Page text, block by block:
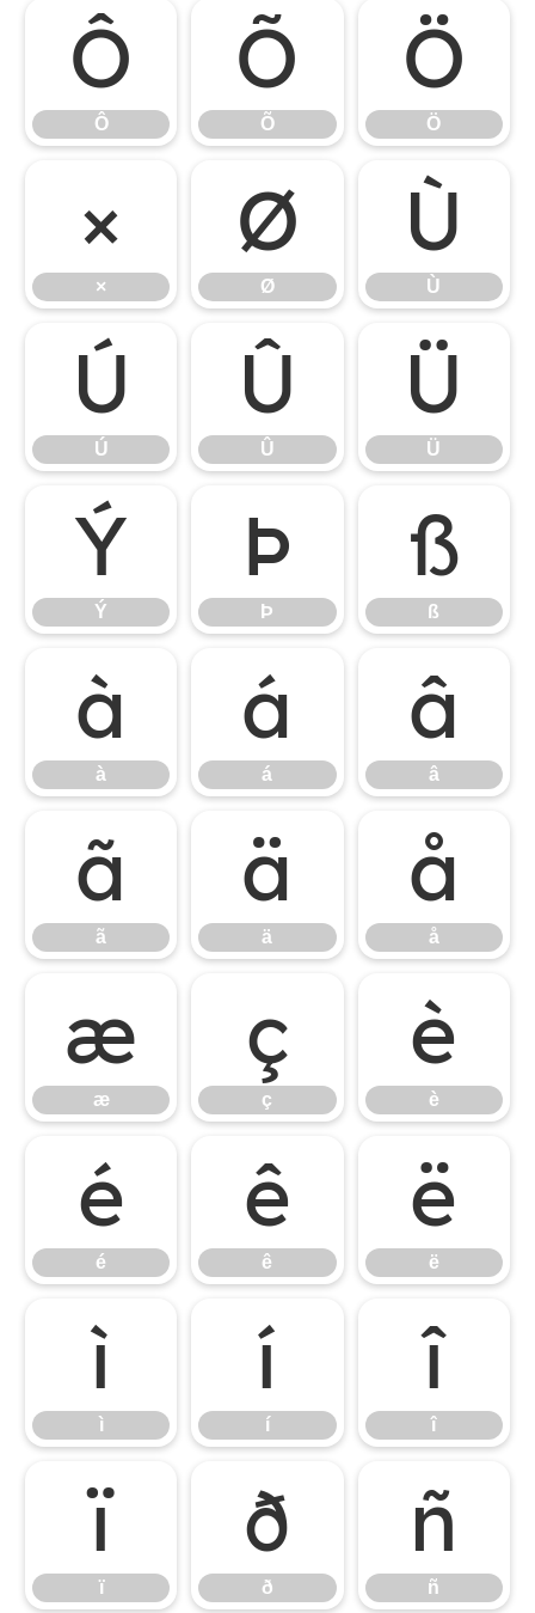
Ô
Ô
Õ
Õ
Ö
Ö
×
×
Ø
Ø
Ù
Ù
Ú
Ú
Û
Û
Ü
Ü
Ý
Ý
Þ
Þ
ß
ß
à
à
á
á
â
â
ã
ã
ä
ä
å
å
æ
æ
ç
ç
è
è
é
é
ê
ê
ë
ë
ì
ì
í
í
î
î
ï
ï
ð
ð
ñ
ñ